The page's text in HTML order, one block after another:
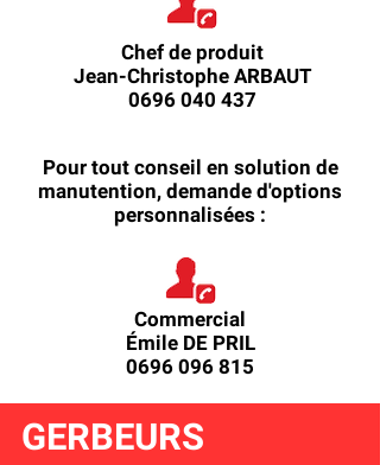
Chef de produit
Jean-Christophe ARBAUT
0696 040 437
Pour tout conseil en solution de
manutention, demande d'options
personnalisées :
Commercial
Émile DE PRIL
0696 096 815
GERBEURS